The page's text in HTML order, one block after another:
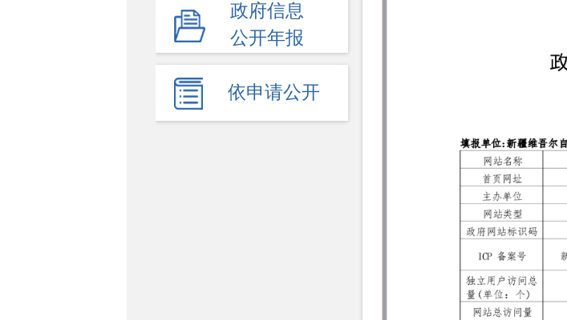
政府信息
公开年报
依申请公开